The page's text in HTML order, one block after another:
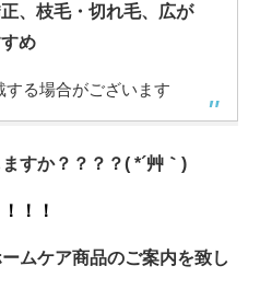
、枝毛・切れ毛、広が
め
る場合がございます
すか？？？？( *´艸｀)
！！
ムケア商品のご案内を致し